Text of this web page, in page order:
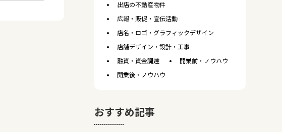
出店の不動産物件
広報・販促・宣伝活動
店名・ロゴ・グラフィックデザイン
店舗デザイン・設計・工事
融資・資金調達
開業前・ノウハウ
開業後・ノウハウ
おすすめ記事